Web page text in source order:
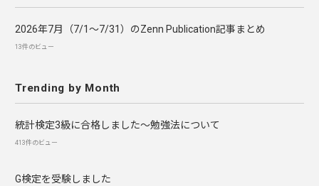
2026年7月（7/1〜7/31）のZenn Publication記事まとめ
13件のビュー
Trending by Month
統計検定3級に合格しました～勉強法について
413件のビュー
G検定を受験しました